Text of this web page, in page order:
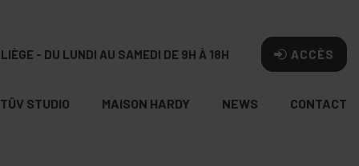
- DU LUNDI AU SAMEDI DE 9H À 18H ACCÈS
STUDIO MAISON HARDY NEWS CONTACT